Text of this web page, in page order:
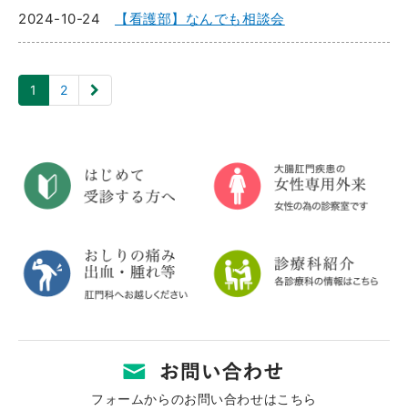
2024-10-24 【看護部】なんでも相談会
1 2
フォームからのお問い合わせはこちら